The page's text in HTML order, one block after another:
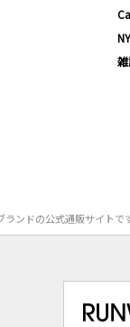
ンドの公式通販サイトです